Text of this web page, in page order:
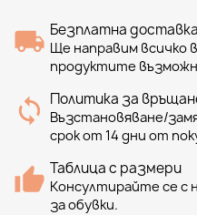
Безплатна доставка
Ще направим всичко
продуктите
Политика за
Възстановяване/
срок от 14 дни от
Таблица с размери
Консултирайте се с
за обувки.